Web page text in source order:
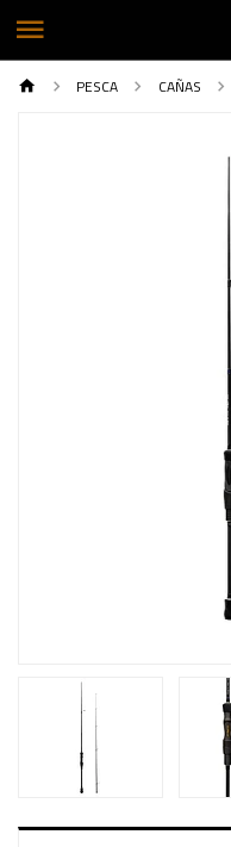
PESCA CAÑAS